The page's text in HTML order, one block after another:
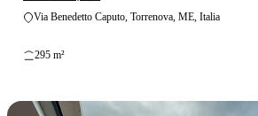
Via Benedetto Caputo, Torrenova, ME, Italia
295 m²